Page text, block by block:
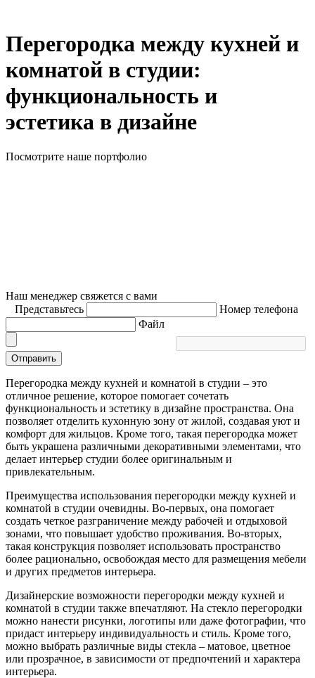
Перегородка между кухней и
комнатой в студии:
функциональность и
эстетика в дизайне
Посмотрите наше портфолио
Наш менеджер свяжется с вами
Представьтесь
Номер телефона
Файл
Отправить
Перегородка между кухней и комнатой в студии – это
отличное решение, которое помогает сочетать
функциональность и эстетику в дизайне пространства. Она
позволяет отделить кухонную зону от жилой, создавая уют и
комфорт для жильцов. Кроме того, такая перегородка может
быть украшена различными декоративными элементами, что
делает интерьер студии более оригинальным и
привлекательным.
Преимущества использования перегородки между кухней и
комнатой в студии очевидны. Во-первых, она помогает
создать четкое разграничение между рабочей и отдыховой
зонами, что повышает удобство проживания. Во-вторых,
такая конструкция позволяет использовать пространство
более рационально, освобождая место для размещения мебели
и других предметов интерьера.
Дизайнерские возможности перегородки между кухней и
комнатой в студии также впечатляют. На стекло перегородки
можно нанести рисунки, логотипы или даже фотографии, что
придаст интерьеру индивидуальность и стиль. Кроме того,
можно выбрать различные виды стекла – матовое, цветное
или прозрачное, в зависимости от предпочтений и характера
интерьера.